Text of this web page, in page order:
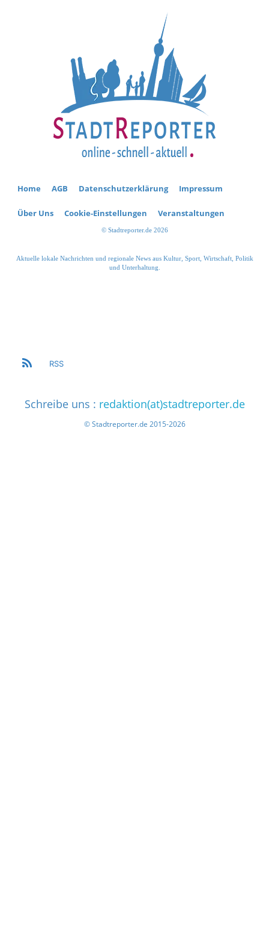
Home AGB Datenschutzerklärung Impressum
Über Uns Cookie-Einstellungen Veranstaltungen
© Stadtreporter.de 2026
Aktuelle lokale Nachrichten und regionale News aus Kultur, Sport, Wirtschaft, Politik
und Unterhaltung.
RSS
Schreibe uns : redaktion(at)stadtreporter.de
© Stadtreporter.de 2015-2026